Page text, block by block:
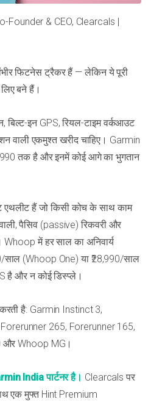
Founder & CEO, Clearcals |
फिटनेस ट्रैकर हैं — लेकिन ये पूरी
बने हैं।
इन GPS, रियल-टाइम वर्कआउट
वाली एकमुश्त खरीद चाहिए। Garmin
तक है और इनमें कोई आगे का भुगतान
हैं जो किसी कोच के साथ काम
पैसिव (passive) रिकवरी और
Whoop में हर साल का अनिवार्य
साल (Whoop One) या ₹28,990/साल
है और न कोई डिस्प्ले।
है: Garmin Instinct 3,
265, Forerunner 165,
और Whoop MG।
India पार्टनर है। Clearcals पर
एक मुफ्त Hint Premium